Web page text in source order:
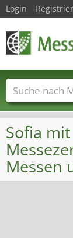
Sofia
Messen
Login